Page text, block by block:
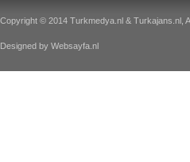
Copyright © 2014 Turkmedya.nl & Turkajans.nl,
Designed by Websayfa.nl